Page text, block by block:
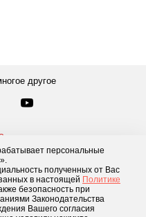
персональные
полученных от Вас
в настоящей Политике
безопасность при
Законодательства
Вашего согласия
другое
звонок
и оплата Блог